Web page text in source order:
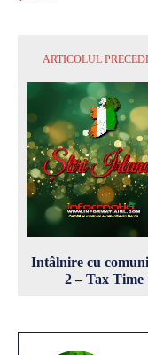
ARTICOLUL
Intâlnire cu
2 – Tax Time